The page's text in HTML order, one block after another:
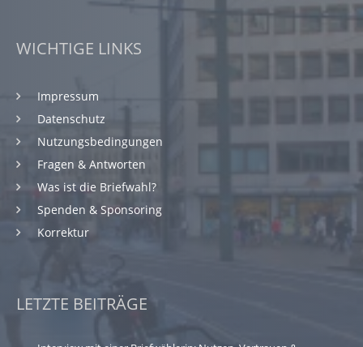
WICHTIGE LINKS
Impressum
Datenschutz
Nutzungsbedingungen
Fragen & Antworten
Was ist die Briefwahl?
Spenden & Sponsoring
Korrektur
LETZTE BEITRÄGE